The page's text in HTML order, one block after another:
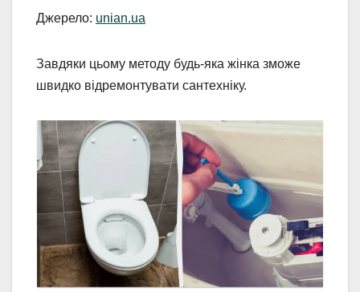
Джерело: unian.ua
Завдяки цьому методу будь-яка жінка зможе
швидко відремонтувати сантехніку.